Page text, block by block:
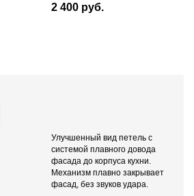
2 400 руб.
Улучшенный вид петель с
системой плавного довода
фасада до корпуса кухни.
Механизм плавно закрывает
фасад, без звуков удара.